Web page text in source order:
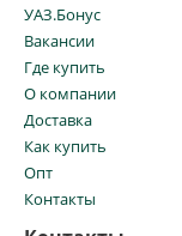
УАЗ.Бонус
Вакансии
Где купить
О компании
Доставка
Как купить
Опт
Контакты